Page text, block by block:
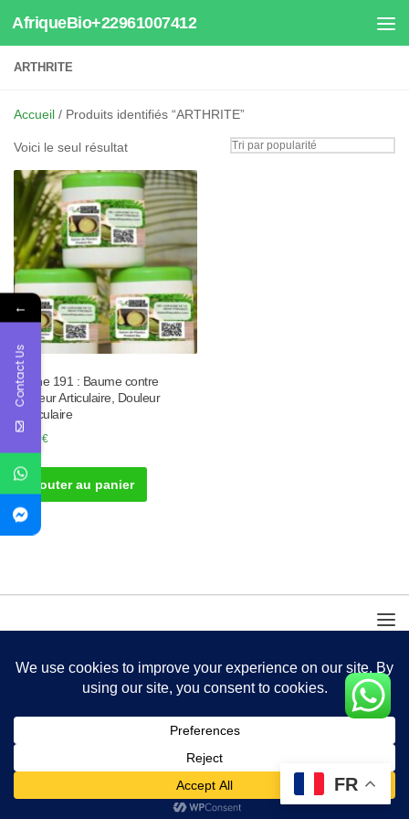
Au dessous du contenu
AfriqueBio+22961007412
ARTHRITE
Accueil / Produits identifiés “ARTHRITE”
Voici le seul résultat
Tisane 191 : Baume contre
Douleur Articulaire, Douleur
Musculaire
20.00€
Ajouter au panier
FR
←
Contact Us